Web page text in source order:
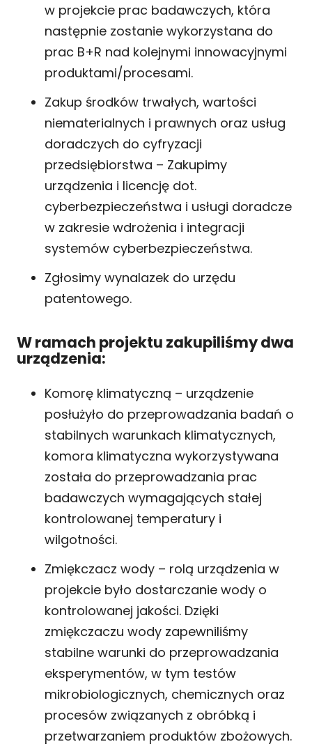
w projekcie prac badawczych, która
następnie zostanie wykorzystana do
prac B+R nad kolejnymi innowacyjnymi
produktami/procesami.
Zakup środków trwałych, wartości
niematerialnych i prawnych oraz usług
doradczych do cyfryzacji
przedsiębiorstwa – Zakupimy
urządzenia i licencję dot.
cyberbezpieczeństwa i usługi doradcze
w zakresie wdrożenia i integracji
systemów cyberbezpieczeństwa.
Zgłosimy wynalazek do urzędu
patentowego.
W ramach projektu zakupiliśmy dwa
urządzenia:
Komorę klimatyczną – urządzenie
posłużyło do przeprowadzania badań o
stabilnych warunkach klimatycznych,
komora klimatyczna wykorzystywana
została do przeprowadzania prac
badawczych wymagających stałej
kontrolowanej temperatury i
wilgotności.
Zmiękczacz wody – rolą urządzenia w
projekcie było dostarczanie wody o
kontrolowanej jakości. Dzięki
zmiękczaczu wody zapewniliśmy
stabilne warunki do przeprowadzania
eksperymentów, w tym testów
mikrobiologicznych, chemicznych oraz
procesów związanych z obróbką i
przetwarzaniem produktów zbożowych.